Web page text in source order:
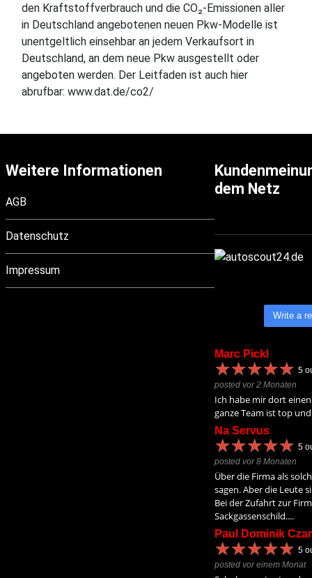
den Kraftstoffverbrauch und die CO₂-Emissionen aller
in Deutschland angebotenen neuen Pkw-Modelle ist
unentgeltlich einsehbar an jedem Verkaufsort in
Deutschland, an dem neue Pkw ausgestellt oder
angeboten werden. Der Leitfaden ist auch hier
abrufbar: www.dat.de/co2/
Weitere Informationen
AGB
Datenschutz
Impressum
dem Netz
Write a
Marc Pickl
★★★★★
★★★★★ 5
posted vor 2 Monaten
Ich habe mir dort einen
ganze Team ist top
Na Servus
★★★★★
★★★★★ 5
posted vor 8 Monaten
Über die Firma als
sagen. Aber die Leute
Bei der Zufahrt zur
Sackgassenschild....
Paul Dominik
★★★★★
★★★★★ 5
posted vor einem Monat